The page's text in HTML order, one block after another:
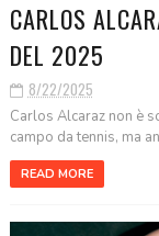
CARLOS
DEL 2025
8/22/2025
Carlos Alcaraz non è
campo da tennis, ma
READ MORE